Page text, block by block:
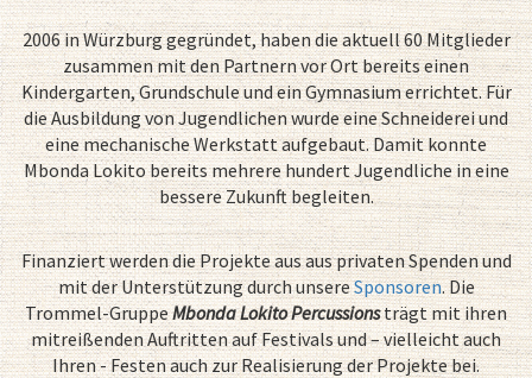
2006 in Würzburg gegründet, haben die aktuell 60 Mitglieder
zusammen mit den Partnern vor Ort bereits einen
Kindergarten, Grundschule und ein Gymnasium errichtet. Für
die Ausbildung von Jugendlichen wurde eine Schneiderei und
eine mechanische Werkstatt aufgebaut. Damit konnte
Mbonda Lokito bereits mehrere hundert Jugendliche in eine
bessere Zukunft begleiten.
Finanziert werden die Projekte aus aus privaten Spenden und
mit der Unterstützung durch unsereSponsoren. Die
Trommel-GruppeMbonda Lokito Percussionsträgt mit ihren
mitreißenden Auftritten auf Festivals und – vielleicht auch
Ihren - Festen auch zur Realisierung der Projekte bei.